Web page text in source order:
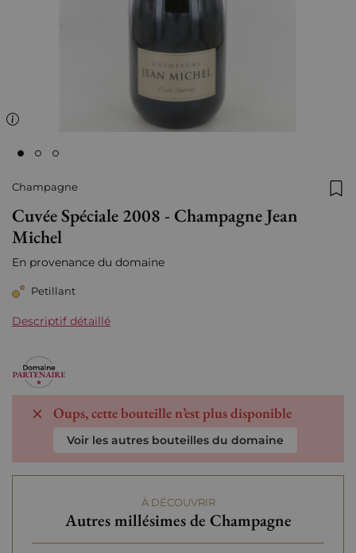
Champagne
Cuvée Spéciale 2008 - Champagne Jean
Michel
En provenance du domaine
Petillant
Descriptif détaillé
Oups, cette bouteille n’est plus disponible
Voir les autres bouteilles du domaine
À DÉCOUVRIR
Autres millésimes de Champagne